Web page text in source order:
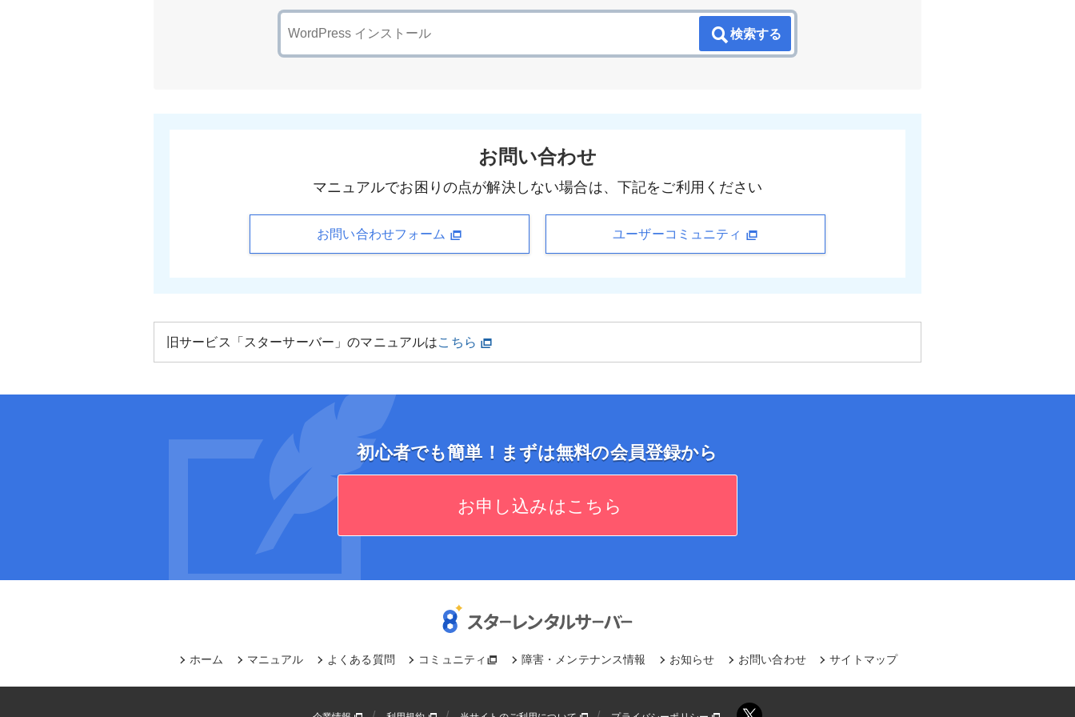
検索する
お問い合わせ
マニュアルでお困りの点が解決しない場合は、下記をご利用ください
お問い合わせフォーム ユーザーコミュニティ
旧サービス「スターサーバー」のマニュアルはこちら
初心者でも簡単！まずは無料の会員登録から
お申し込みはこちら
ホーム マニュアル よくある質問 コミュニティ 障害・メンテナンス情報 お知らせ お問い合わせ サイトマップ